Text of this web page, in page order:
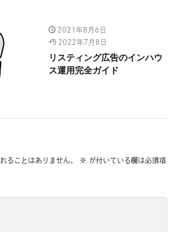
2021年8月6日
2022年7月8日
リスティング広告のインハウ
ス運用完全ガイド
ることはありません。 ※ が付いている欄は必須項